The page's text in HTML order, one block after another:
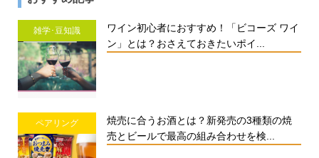
雑学･豆知識
ワイン初心者におすすめ！「ビコーズ ワイ
ン」とは？おさえておきたいポイ...
ペアリング
焼売に合うお酒とは？新発売の3種類の焼
売とビールで最高の組み合わせを検...